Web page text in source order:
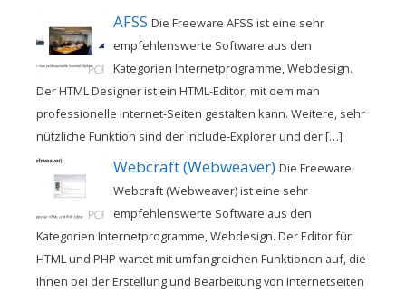
AFSS Die Freeware AFSS ist eine sehr
empfehlenswerte Software aus den
Kategorien Internetprogramme, Webdesign.
Der HTML Designer ist ein HTML-Editor, mit dem man
professionelle Internet-Seiten gestalten kann. Weitere, sehr
nützliche Funktion sind der Include-Explorer und der […]
Webcraft (Webweaver) Die Freeware
Webcraft (Webweaver) ist eine sehr
empfehlenswerte Software aus den
Kategorien Internetprogramme, Webdesign. Der Editor für
HTML und PHP wartet mit umfangreichen Funktionen auf, die
Ihnen bei der Erstellung und Bearbeitung von Internetseiten